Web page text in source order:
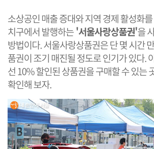
소상공인 매출 증대와 지역 경제 활성화
치구에서 발행하는'서울사랑상품권'을
방법이다. 서울사랑상품권은 단 몇 시간
품권이 조기 매진될 정도로 인기가 있다.
선 10% 할인된 상품권을 구매할 수 있는
확인해 보자.